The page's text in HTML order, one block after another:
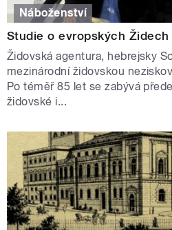
Náboženství
Studie o evropských Židech
Židovská agentura, hebrejsky
mezinárodní židovskou
Po téměř 85 let se zabývá
židovské i...